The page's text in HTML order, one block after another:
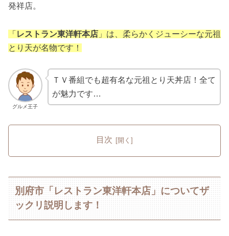
発祥店。
「 レストラン東洋軒本店 」は、柔らかくジューシーな元祖
とり天が名物です！
グルメ王子
ＴＶ番組でも超有名な元祖とり天丼店！全て
が魅力です…
目次
別府市「レストラン東洋軒本店」についてザ
ックリ説明します！